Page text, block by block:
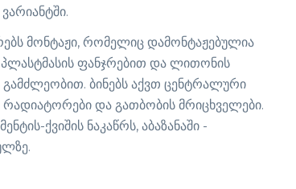
მონტაჟი, რომელიც დამონტაჟებულია
ფანჯრებით და ლითონის
ბინებს აქვთ ცენტრალური
და გათბობის მრიცხველები.
ქვიშის ნაკაწრს, აბაზანაში -